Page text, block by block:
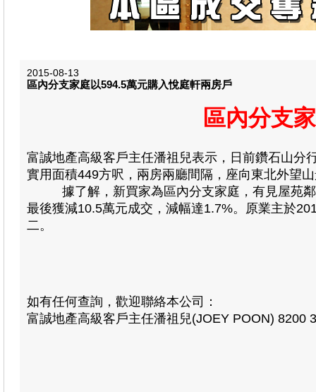
2015-08-13
區內分支家庭以594.5萬元購入悅庭軒兩房戶
區內分支
富誠地產高級客戶主任潘祖兒表示，日前鑽石山分
實用面積449方呎，兩房兩廳間隔，座向東北外望
據了解，新買家為區內分支家庭，有見屋苑鄰
最後獲減10.5萬元成交，減幅達1.7%。原業主於
二。
如有任何查詢，歡迎聯絡本公司：
富誠地產高級客戶主任潘祖兒(JOEY POON) 8200